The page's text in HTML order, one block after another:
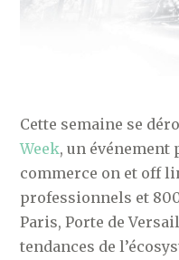
Cette semaine se
Week, un événement
commerce on et off
professionnels et
Paris, Porte de
tendances de